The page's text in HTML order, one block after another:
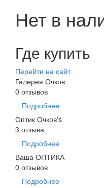
Нет в
Где купить
Перейти на сайт
Галерея Очков
0 отзывов
Подробнее
Оптик Очков's
3 отзыва
Подробнее
Ваша ОПТИКА
0 отзывов
Подробнее